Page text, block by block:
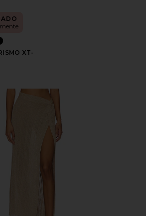
XT-
FALDA HEART OF GOLD